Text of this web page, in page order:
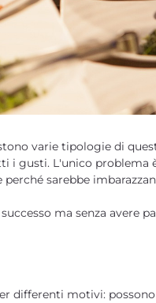
varie tipologie di
i gusti. L'unico
sarebbe
ma senza avere
differenti motivi: